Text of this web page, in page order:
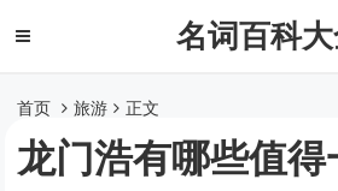
名词百科
首页 旅游 正文
龙门浩有哪些值得